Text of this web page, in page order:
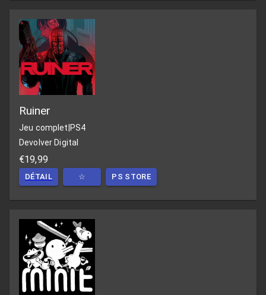
Ruiner
Jeu complet PS4
Devolver Digital
€19,99
DÉTAIL ☆ PS STORE